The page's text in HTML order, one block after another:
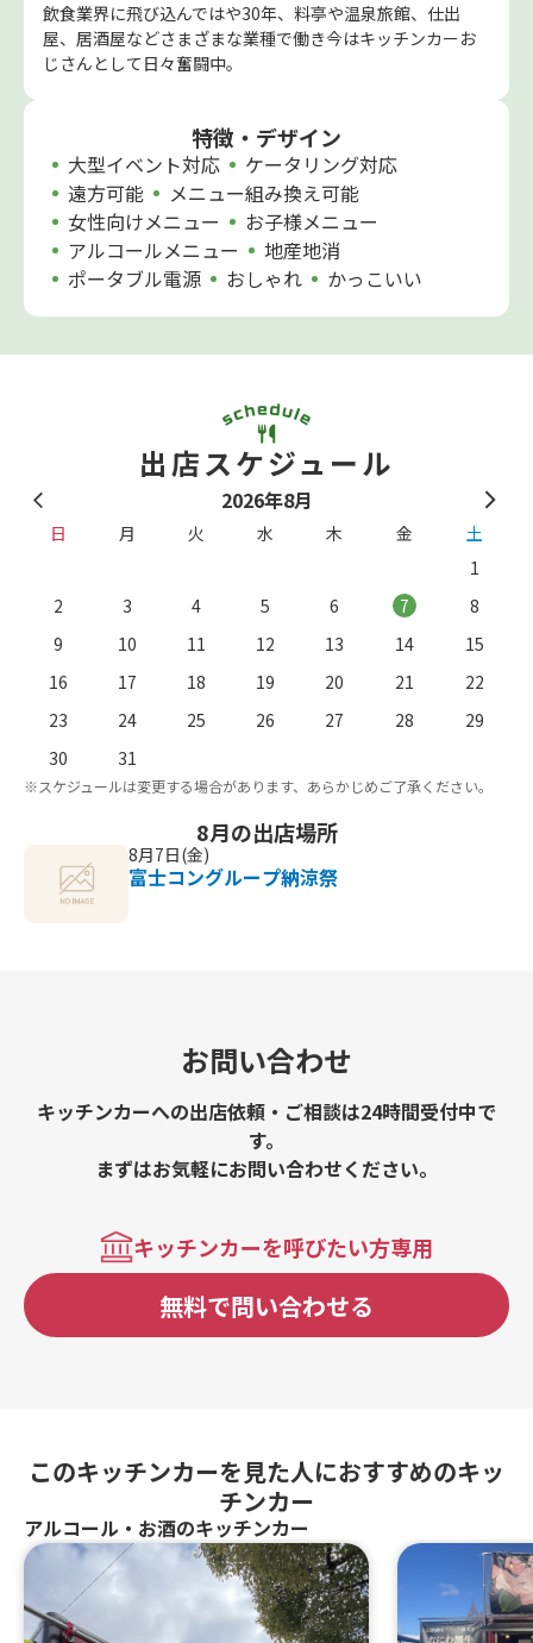
飲食業界に飛び込んではや30年、料亭や温泉旅館、仕出
屋、居酒屋などさまざまな業種で働き今はキッチンカーお
じさんとして日々奮闘中。
特徴・デザイン
大型イベント対応
ケータリング対応
遠方可能
メニュー組み換え可能
女性向けメニュー
お子様メニュー
アルコールメニュー
地産地消
ポータブル電源
おしゃれ かっこいい
出店スケジュール
2026年8月
日 月 火 水 木 金
土
1
2
3 4 5 6 7
8
9
10 11 12 13 14
15
16
17 18 19 20 21
22
23
24 25 26 27 28
29
30
31
※スケジュールは変更する場合があります、あらかじめご了承ください。
8月の出店場所
8月7日(金)
富士コングループ納涼祭
お問い合わせ
キッチンカーへの出店依頼・ご相談は24時間受付中で
す。
まずはお気軽にお問い合わせください。
キッチンカーを呼びたい方専用
無料で問い合わせる
このキッチンカーを見た人におすすめのキッ
チンカー
アルコール・お酒のキッチンカー